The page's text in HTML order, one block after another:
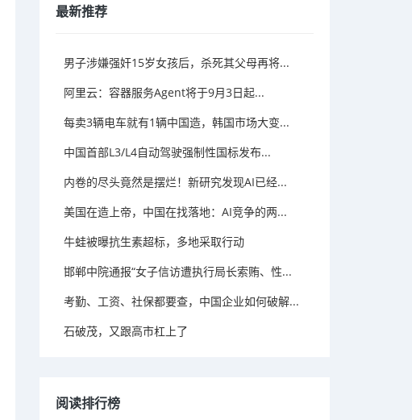
最新推荐
男子涉嫌强奸15岁女孩后，杀死其父母再将...
阿里云：容器服务Agent将于9月3日起...
每卖3辆电车就有1辆中国造，韩国市场大变...
中国首部L3/L4自动驾驶强制性国标发布...
内卷的尽头竟然是摆烂！新研究发现AI已经...
美国在造上帝，中国在找落地：AI竞争的两...
牛蛙被曝抗生素超标，多地采取行动
邯郸中院通报“女子信访遭执行局长索贿、性...
考勤、工资、社保都要查，中国企业如何破解...
石破茂，又跟高市杠上了
阅读排行榜